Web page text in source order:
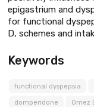
epigastrium and
for functional
D, schemes and
Keywords
functional dyspepsia
domperidone Omez